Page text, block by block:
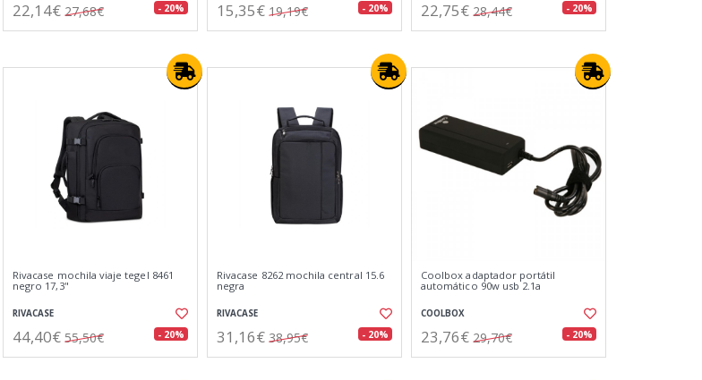
22,14€ 27,68€ - 20% 15,35€ 19,19€ - 20% 22,75€ 28,44€ - 20%
Rivacase mochila viaje tegel 8461
negro 17,3"
RIVACASE
44,40€ 55,50€ - 20%
Rivacase 8262 mochila central 15.6
negra
RIVACASE
31,16€ 38,95€ - 20%
Coolbox adaptador portátil
automático 90w usb 2.1a
COOLBOX
23,76€ 29,70€ - 20%